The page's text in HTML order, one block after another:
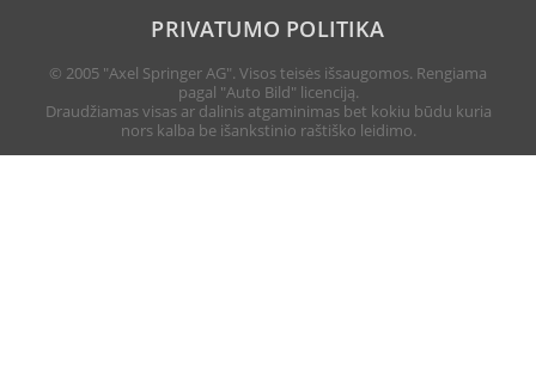
PRIVATUMO POLITIKA
© 2005 "Axel Springer AG". Visos teisės išsaugomos. Rengiama
pagal "Auto Bild" licenciją.
Draudžiamas visas ar dalinis atgaminimas bet kokiu būdu kuria
nors kalba be išankstinio raštiško leidimo.